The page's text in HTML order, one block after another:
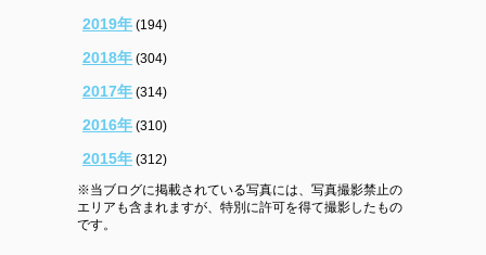
2019年 (194)
2018年 (304)
2017年 (314)
2016年 (310)
2015年 (312)
※当ブログに掲載されている写真には、写真撮影禁止の
エリアも含まれますが、特別に許可を得て撮影したもの
です。